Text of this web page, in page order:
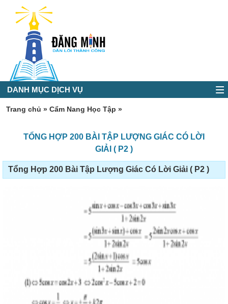
DANH MỤC DỊCH VỤ
Trang chủ » Cẩm Nang Học Tập »
TỔNG HỢP 200 BÀI TẬP LƯỢNG GIÁC CÓ LỜI
GIẢI ( P2 )
Tổng Hợp 200 Bài Tập Lượng Giác Có Lời Giải ( P2 )